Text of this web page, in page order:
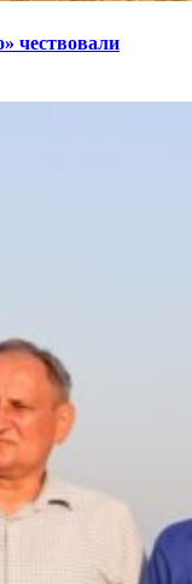
чествовали